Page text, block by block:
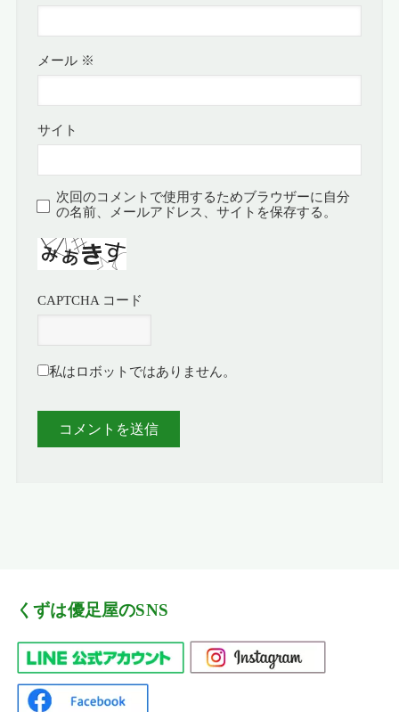
メール ※
サイト
次回のコメントで使用するためブラウザーに自分
の名前、メールアドレス、サイトを保存する。
CAPTCHA コード
私はロボットではありません。
くずは優足屋のSNS